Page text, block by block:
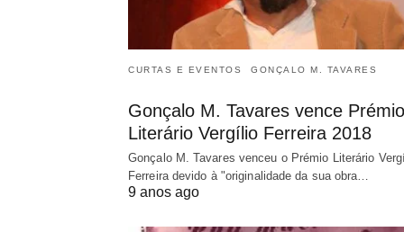
CURTAS E EVENTOS GONÇALO M. TAVARES
Gonçalo M. Tavares vence Prémio
Literário Vergílio Ferreira 2018
Gonçalo M. Tavares venceu o Prémio Literário
Ferreira devido à "originalidade da sua obra…
9 anos ago